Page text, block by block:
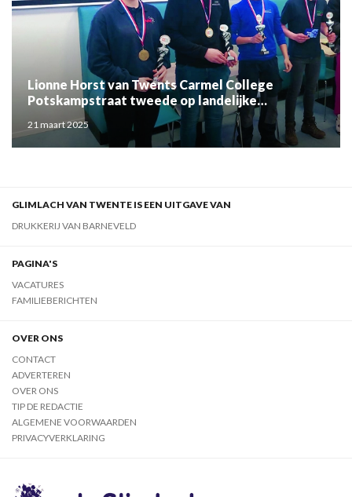
Lionne Horst van Twents Carmel College
Potskampstraat tweede op landelijke
laswedstrijd
21 maart 2025
GLIMLACH VAN TWENTE IS EEN UITGAVE VAN
DRUKKERIJ VAN BARNEVELD
PAGINA'S
VACATURES
FAMILIEBERICHTEN
OVER ONS
CONTACT
ADVERTEREN
OVER ONS
TIP DE REDACTIE
ALGEMENE VOORWAARDEN
PRIVACYVERKLARING